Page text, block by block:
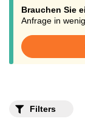
Touch
Materialien wie
Werbegeschenk
Brauchen Sie
Anfrage in
Filters